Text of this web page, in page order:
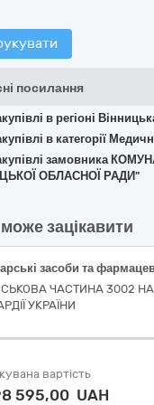
посилання
в регіоні
в категорії
замовника
ОБЛАСНОЇ РАДИ"
зацікавити
ЧАСТИНА 3002
УКРАЇНИ
вартість
595,00 UAH